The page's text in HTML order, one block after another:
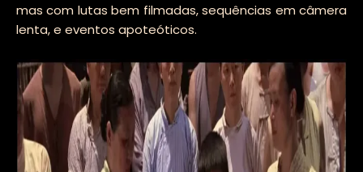
mas com lutas bem filmadas, sequências em câmera
lenta, e eventos apoteóticos.